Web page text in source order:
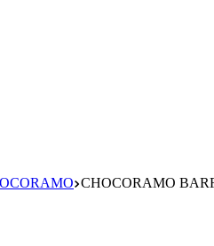
CHOCORAMO